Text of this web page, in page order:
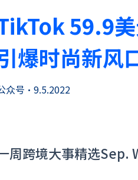
59.9
爆时尚新风
众号 • 9.5.2022
周跨境大事精选Sep.